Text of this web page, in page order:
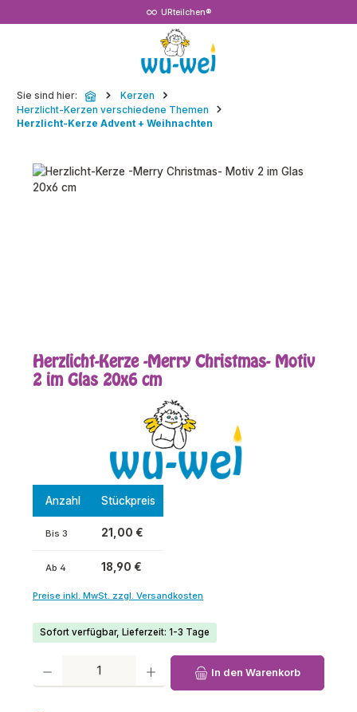
URteilchen®
Sie sind hier:
Kerzen
Herzlicht-Kerzen verschiedene Themen
Herzlicht-Kerze Advent + Weihnachten
Bildergalerie überspringen
Herzlicht-Kerze -Merry Christmas- Motiv
2 im Glas 20x6 cm
Anzahl Stückpreis
Bis 3 21,00 €
Ab 4 18,90 €
Preise inkl. MwSt. zzgl. Versandkosten
Sofort verfügbar, Lieferzeit: 1-3 Tage
Produkt Anzahl: Gib den gewünschten Wert ein oder benutze die
In den Warenkorb